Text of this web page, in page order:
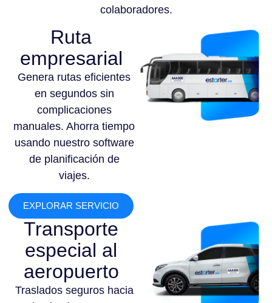
colaboradores.
Ruta
empresarial
Genera rutas eficientes
en segundos sin
complicaciones
manuales. Ahorra tiempo
usando nuestro software
de planificación de
viajes.
EXPLORAR SERVICIO
Transporte
especial al
aeropuerto
Traslados seguros hacia